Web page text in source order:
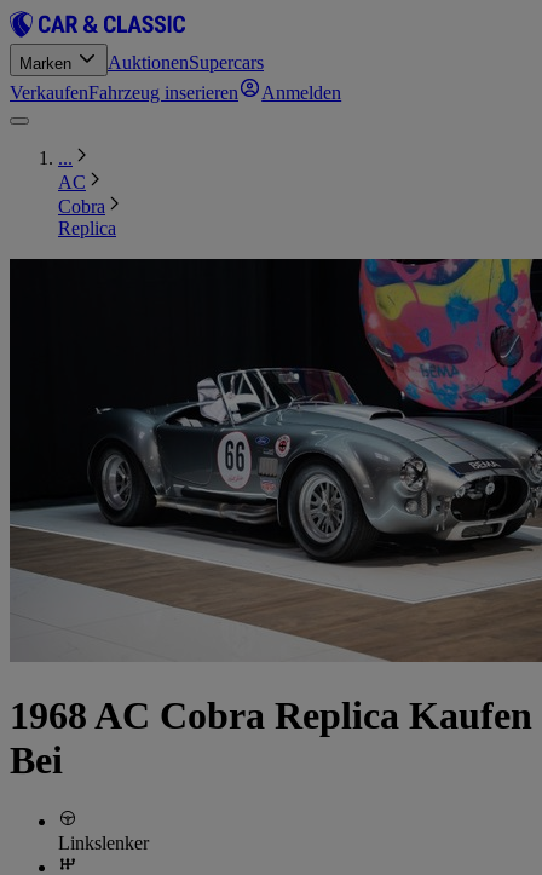
Marken AuktionenSupercars
VerkaufenFahrzeug inserieren Anmelden
...
AC
Cobra
Replica
1968 AC Cobra Replica Kaufen
Bei
Linkslenker